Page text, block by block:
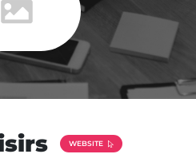
WEBSITE